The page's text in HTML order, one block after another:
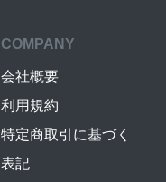
COMPANY
会社概要
利用規約
特定商取引に基づく
表記